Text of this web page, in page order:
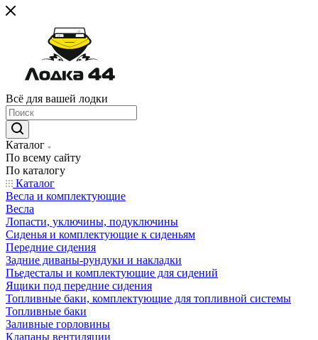
Всё для вашей лодки
Каталог
По всему сайту
По каталогу
Каталог
Весла и комплектующие
Весла
Лопасти, уключины, подуключины
Сиденья и комплектующие к сиденьям
Передние сидения
Задние диваны-рундуки и накладки
Пьедесталы и комплектующие для сидений
Ящики под передние сидения
Топливные баки, комплектующие для топливной системы
Топливные баки
Заливные горловины
Клапаны вентиляции